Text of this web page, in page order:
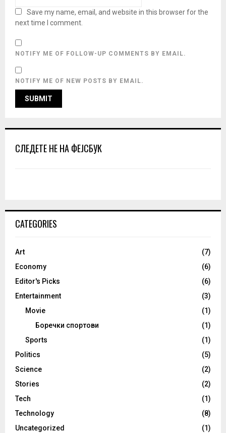
Save my name, email, and website in this browser for the
next time I comment.
NOTIFY ME OF FOLLOW-UP COMMENTS BY EMAIL.
NOTIFY ME OF NEW POSTS BY EMAIL.
СЛЕДЕТЕ НЕ НА ФЕЈСБУК
CATEGORIES
Art
(7)
Economy
(6)
Editor's Picks
(6)
Entertainment
(3)
Movie
(1)
Боречки спортови
(1)
Sports
(1)
Politics
(5)
Science
(2)
Stories
(2)
Tech
(1)
Technology
(8)
Uncategorized
(1)